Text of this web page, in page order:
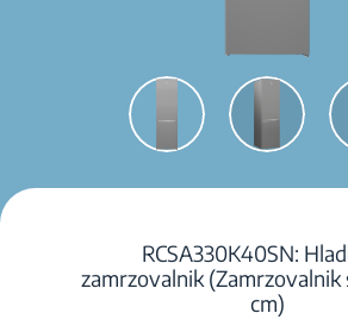
RCSA330K40SN:
zamrzovalnik (Zamrzovalnik
cm)